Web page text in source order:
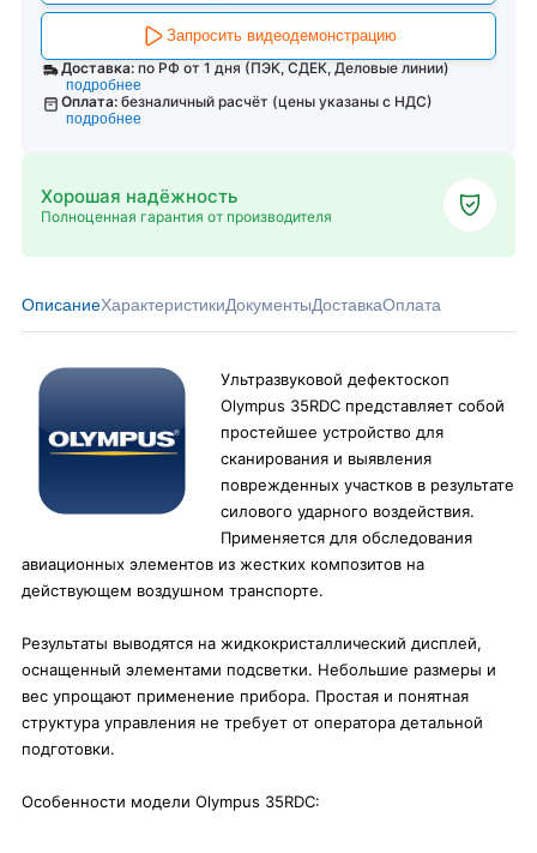
Запросить видеодемонстрацию
Доставка: по РФ от 1 дня (ПЭК, СДЕК, Деловые линии)
подробнее
Оплата: безналичный расчёт (цены указаны с НДС)
подробнее
Хорошая надёжность
Полноценная гарантия от производителя
ОписаниеХарактеристикиДокументыДоставкаОплата
Ультразвуковой дефектоскоп
Olympus 35RDC представляет собой
простейшее устройство для
сканирования и выявления
поврежденных участков в результате
силового ударного воздействия.
Применяется для обследования
авиационных элементов из жестких композитов на
действующем воздушном транспорте.
Результаты выводятся на жидкокристаллический дисплей,
оснащенный элементами подсветки. Небольшие размеры и
вес упрощают применение прибора. Простая и понятная
структура управления не требует от оператора детальной
подготовки.
Особенности модели Olympus 35RDC: